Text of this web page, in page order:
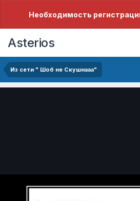
Необходимость
Asterios
Из сети " Шоб не Скушнааа"